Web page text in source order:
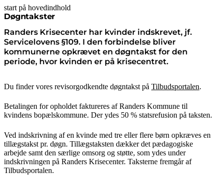
start på hovedindhold
Døgntakster
Randers Krisecenter har kvinder indskrevet, jf.
Servicelovens §109. I den forbindelse bliver
kommunerne opkrævet en døgntakst for den
periode, hvor kvinden er på krisecentret.
senest opdateret 10. februar 2026
Du finder vores revisorgodkendte døgntakst på Tilbudsportalen.
Betalingen for opholdet faktureres af Randers Kommune til
kvindens bopælskommune. Der ydes 50 % statsrefusion på taksten.
Ved indskrivning af en kvinde med tre eller flere børn opkræves en
tillægstakst pr. døgn. Tillægstaksten dækker det pædagogiske
arbejde samt den særlige omsorg og støtte, som ydes under
indskrivningen på Randers Krisecenter. Taksterne fremgår af
Tilbudsportalen.